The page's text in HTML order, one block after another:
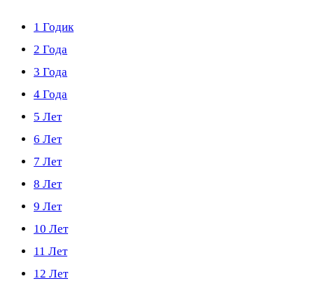
1 Годик
2 Года
3 Года
4 Года
5 Лет
6 Лет
7 Лет
8 Лет
9 Лет
10 Лет
11 Лет
12 Лет